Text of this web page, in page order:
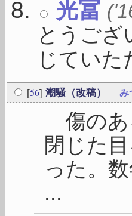
光冨
とうご
じてい
[56] 潮騒（改稿） み
傷のあ
閉じた
った。
...